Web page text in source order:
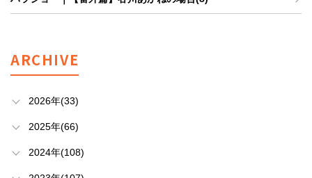
ARCHIVE
2026年(33)
2025年(66)
2024年(108)